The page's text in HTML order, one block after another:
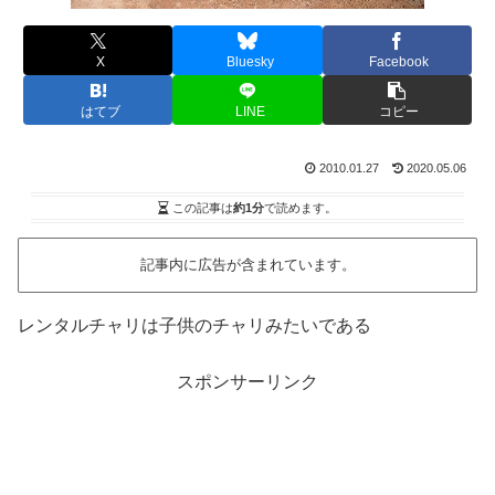
X Bluesky Facebook
はてブ LINE コピー
2010.01.27 2020.05.06
この記事は約1分で読めます。
記事内に広告が含まれています。
レンタルチャリは子供のチャリみたいである
スポンサーリンク